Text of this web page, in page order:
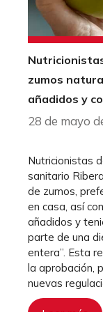
zumos
añadidos y
28 de mayo
Nutricionistas
sanitario
de zumos,
en casa, así
añadidos y
parte de una
entera”. Esta
la aprobación,
nuevas